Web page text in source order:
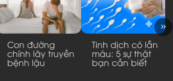
Con đường
chính lây truyền
bệnh lậu
Tinh dịch có lẫn
máu: 5 sự thật
bạn cần biết